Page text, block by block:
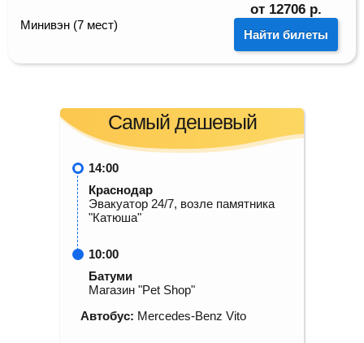
Минивэн (7 мест)
от 12706 р.
Найти билеты
Самый дешевый
14:00
Краснодар
Эвакуатор 24/7, возле памятника
"Катюша"
10:00
Батуми
Магазин "Pet Shop"
Автобус: Mercedes-Benz Vito